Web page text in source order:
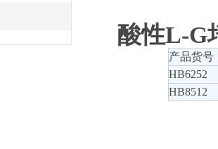
酸性L-G
产品货号
HB6252
HB8512